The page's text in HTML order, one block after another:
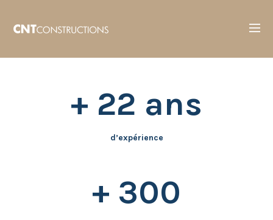
+ 22 ans
d’expérience
+ 300